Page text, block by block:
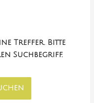
Treffer. Bitte
Suchbegriff.